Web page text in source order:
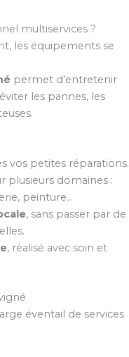
multiservices ?
les équipements se
permet d’entretenir
les pannes, les
vos petites réparations.
plusieurs domaines :
peinture…
, sans passer par de
, réalisé avec soin et
éventail de services